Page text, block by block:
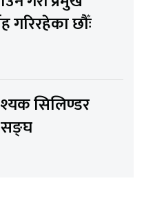
गरिरहेका छौँः
सिलिण्डर
सङ्घ